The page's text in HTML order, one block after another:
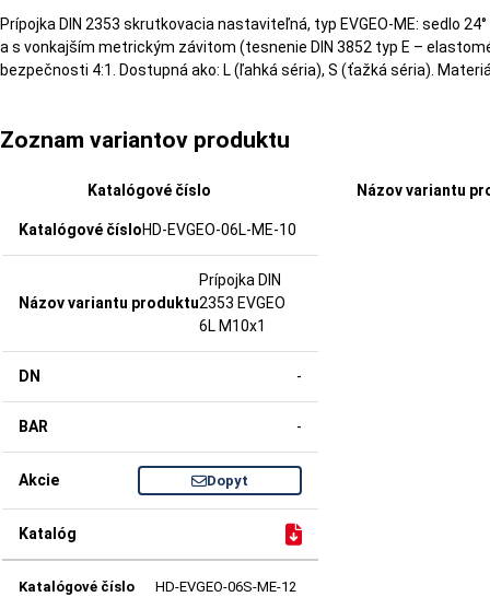
Prípojka DIN 2353 skrutkovacia nastaviteľná, typ EVGEO-ME: sedlo
a s vonkajším metrickým závitom (tesnenie DIN 3852 typ E –
bezpečnosti 4:1. Dostupná ako: L (ľahká séria), S (ťažká séria).
Zoznam variantov produktu
Katalógové číslo Názov variantu
HD-EVGEO-06L-ME-10
Prípojka DIN
2353 EVGEO
6L M10x1
-
-
Dopyt
HD-EVGEO-06S-ME-12